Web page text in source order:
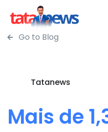
Go to Blog
Tatanews
Mais de